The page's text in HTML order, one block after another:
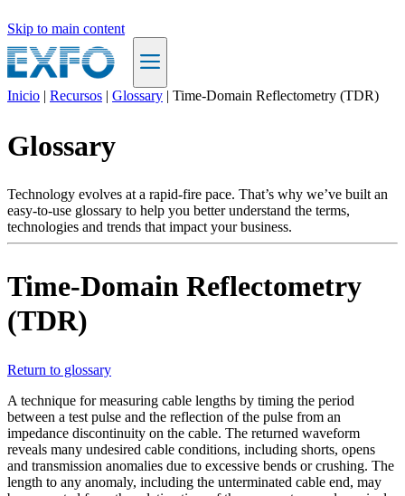
Skip to main content
Productos
Asistencia
Servicios
Cómo
Recursos
Contacto
RegisterLogin
Partners
Suppliers
Inicio | Recursos | Glossary | Time-Domain Reflectometry (TDR)
Glossary
Technology evolves at a rapid-fire pace. That’s why we’ve built an
easy-to-use glossary to help you better understand the terms,
technologies and trends that impact your business.
Time-Domain Reflectometry
(TDR)
Return to glossary
A technique for measuring cable lengths by timing the period
between a test pulse and the reflection of the pulse from an
impedance discontinuity on the cable. The returned waveform
reveals many undesired cable conditions, including shorts, opens
and transmission anomalies due to excessive bends or crushing. The
length to any anomaly, including the unterminated cable end, may